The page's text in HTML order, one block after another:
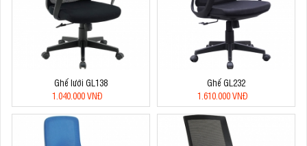
Ghế lưới GL138
1.040.000 VNĐ
Ghế GL232
1.610.000 VNĐ